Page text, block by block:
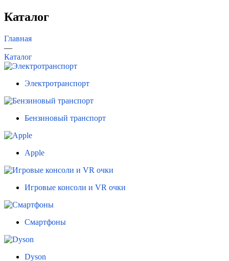
Каталог
Главная
—
Каталог
Электротранспорт
Бензиновый транспорт
Apple
Игровые консоли и VR очки
Смартфоны
Dyson